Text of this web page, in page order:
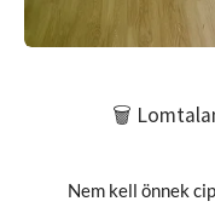
🗑️
Nem kell önnek